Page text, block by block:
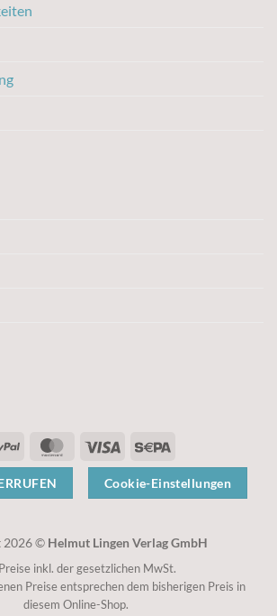
PayPal MasterCard
Visa Sepa
Cookie-Einstellungen
2026 © Helmut Lingen Verlag GmbH
inkl. der gesetzlichen MwSt.
Preise entsprechen dem bisherigen Preis in
diesem Online-Shop.